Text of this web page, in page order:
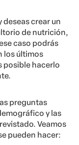
crear un
de nutrición,
caso podrás
los últimos
posible hacerlo
preguntas
y las
Veamos
pueden hacer: